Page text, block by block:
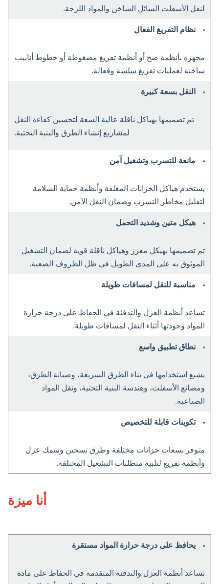
لنقل الأسفلت السائل الساخن والمواد اللزجة.
نظام التفريغ الفعال
مجهزة بأنظمة ضخ أو أنظمة تفريغ مضغوطة أو خطوط أنابيب
ساخنة لعمليات تفريغ سلسة وفعالة.
النقل بسعة كبيرة
تم تصميمها بهياكل ناقلة عالية السعة لتحسين كفاءة النقل
لمشاريع إنشاء الطرق والبنية التحتية.
مانعة للتسرب وتشغيل آمن
يستخدم هياكل الخزانات المغلقة وأنظمة حماية السلامة
لتقليل مخاطر التسرب وضمان النقل الآمن.
هيكل متين وشديد التحمل
تم تصميمها بهيكل معزز وهياكل ناقلة قوية لضمان التشغيل
الموثوق به على المدى الطويل في ظل الظروف الصعبة.
مناسبة للنقل لمسافات طويلة
تساعد أنظمة العزل والتدفئة في الحفاظ على درجة حرارة
المواد وجودتها أثناء النقل لمسافات طويلة.
نطاق تطبيق واسع
يشيع استخدامها في بناء الطرق السريعة، وصيانة الطرق،
ومصانع الأسفلت، وهندسة البنية التحتية، ونقل المواد
الصناعية.
تكوينات قابلة للتخصيص
متوفر بسعات خزانات مختلفة وطرق تسخين وسمك عزل
وأنظمة تفريغ لتلبية متطلبات التشغيل المختلفة.
أنا ميزة
يحافظ على درجة حرارة المواد مستقرة
تساعد أنظمة العزل والتدفئة المتقدمة في الحفاظ على مادة